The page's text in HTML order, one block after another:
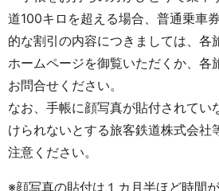
道100キロを超える場合、普通乗車
的な割引の内容につきましては、各
ホームページを御覧いただくか、各
お問合せください。
なお、手帳に顔写真が貼付されてい
けられないとする旅客鉄道株式会社
注意ください。
※顔写真の貼付は１カ月半ほど時間